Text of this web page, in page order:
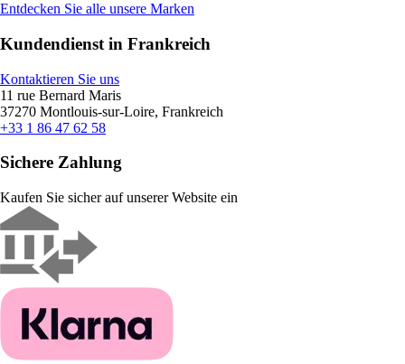
Entdecken Sie alle unsere Marken
Kundendienst in Frankreich
Kontaktieren Sie uns
11 rue Bernard Maris
37270 Montlouis-sur-Loire, Frankreich
+33 1 86 47 62 58
Sichere Zahlung
Kaufen Sie sicher auf unserer Website ein